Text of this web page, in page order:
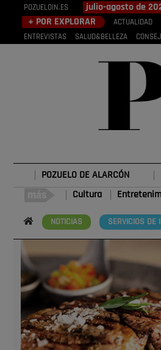
POZUELOIN.ES julio-agosto de
+ POR EXPLORAR ACTUALIDAD
ENTREVISTAS
SALUD&BELLEZA
POZUELO DE ALARCÓN
Cultura
NOTICIAS SERVICIOS DE